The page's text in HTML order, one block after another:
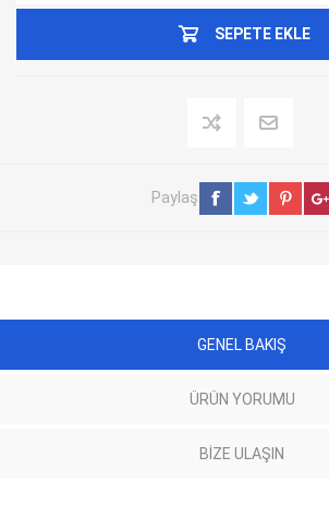
SEPETE EKLE
Paylaş
GENEL BAKIŞ
ÜRÜN YORUMU
BIZE ULAŞIN